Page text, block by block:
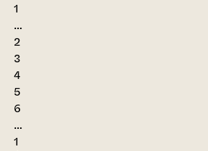
1
...
2
3
4
5
6
...
1